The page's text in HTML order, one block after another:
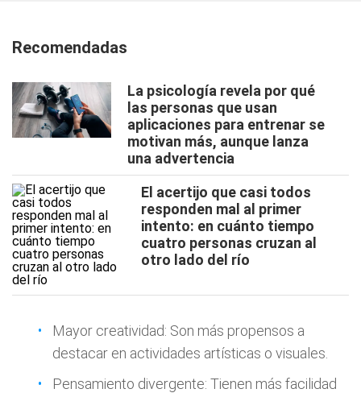
Recomendadas
La psicología revela por qué
las personas que usan
aplicaciones para entrenar se
motivan más, aunque lanza
una advertencia
El acertijo que casi todos
responden mal al primer
intento: en cuánto tiempo
cuatro personas cruzan al
otro lado del río
Mayor creatividad: Son más propensos a
destacar en actividades artísticas o visuales.
Pensamiento divergente: Tienen más facilidad